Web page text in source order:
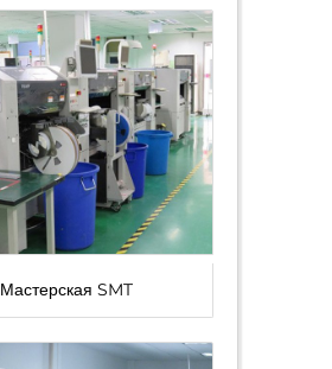
Мастерская SMT